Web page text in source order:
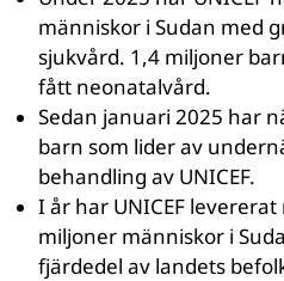
människor i Sudan med
sjukvård. 1,4 miljoner
fått neonatalvård.
Sedan januari 2025 har
barn som lider av
behandling av UNICEF.
I år har UNICEF
miljoner människor i
fjärdedel av landets